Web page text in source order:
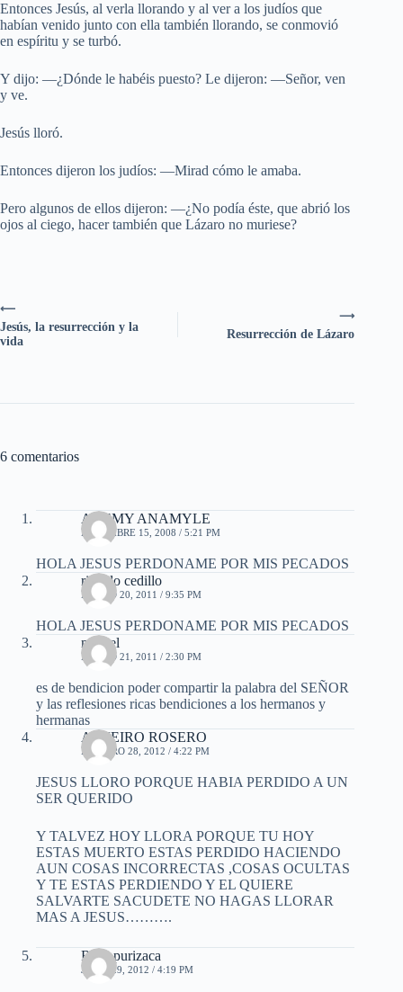
Entonces Jesús, al verla llorando y al ver a los judíos que
habían venido junto con ella también llorando, se conmovió
en espíritu y se turbó.
Y dijo: —¿Dónde le habéis puesto? Le dijeron: —Señor, ven
y ve.
Jesús lloró.
Entonces dijeron los judíos: —Mirad cómo le amaba.
Pero algunos de ellos dijeron: —¿No podía éste, que abrió los
ojos al ciego, hacer también que Lázaro no muriese?
⟶
Resurrección de Lázaro
⟵
Jesús, la resurrección y la
vida
6 comentarios
AKEMY ANAMYLE
DICIEMBRE 15, 2008 / 5:21 PM
HOLA JESUS PERDONAME POR MIS PECADOS
ricardo cedillo
MARZO 20, 2011 / 9:35 PM
HOLA JESUS PERDONAME POR MIS PECADOS
miguel
MARZO 21, 2011 / 2:30 PM
es de bendicion poder compartir la palabra del SEÑOR
y las reflesiones ricas bendiciones a los hermanos y
hermanas
ALVEIRO ROSERO
FEBRERO 28, 2012 / 4:22 PM
JESUS LLORO PORQUE HABIA PERDIDO A UN
SER QUERIDO
Y TALVEZ HOY LLORA PORQUE TU HOY
ESTAS MUERTO ESTAS PERDIDO HACIENDO
AUN COSAS INCORRECTAS ,COSAS OCULTAS
Y TE ESTAS PERDIENDO Y EL QUIERE
SALVARTE SACUDETE NO HAGAS LLORAR
MAS A JESUS……….
Rosa purizaca
JULIO 29, 2012 / 4:19 PM